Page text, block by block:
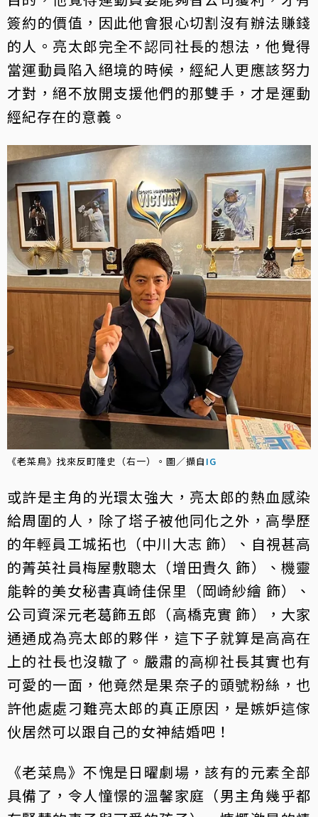
簽約的價值，因此他會狠心切割沒有辦法賺錢
的人。亮太郎完全不認同社長的想法，他覺得
當運動員陷入絕境的時候，經紀人更應該努力
才對，絕不放開支援他們的那雙手，才是運動
經紀存在的意義。
《老菜鳥》找來反町隆史（右一）。圖／擷自 IG
或許是主角的光環太強大，亮太郎的熱血感染
給周圍的人，除了塔子被他同化之外，高學歷
的年輕員工城拓也（中川大志 飾）、自視甚高
的菁英社員梅屋敷聰太（增田貴久 飾）、機靈
能幹的美女秘書真崎佳保里（岡崎紗繪 飾）、
公司資深元老葛飾五郎（高橋克實 飾），大家
通通成為亮太郎的夥伴，這下子就算是高高在
上的社長也沒轍了。嚴肅的高柳社長其實也有
可愛的一面，他竟然是果奈子的頭號粉絲，也
許他處處刁難亮太郎的真正原因，是嫉妒這傢
伙居然可以跟自己的女神結婚吧！
《老菜鳥》不愧是日曜劇場，該有的元素全部
具備了，令人憧憬的溫馨家庭（男主角幾乎都